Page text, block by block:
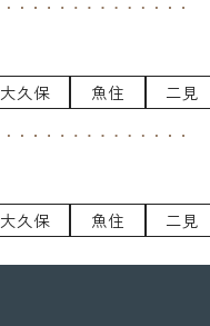
大久保 魚住 二見
大久保 魚住 二見